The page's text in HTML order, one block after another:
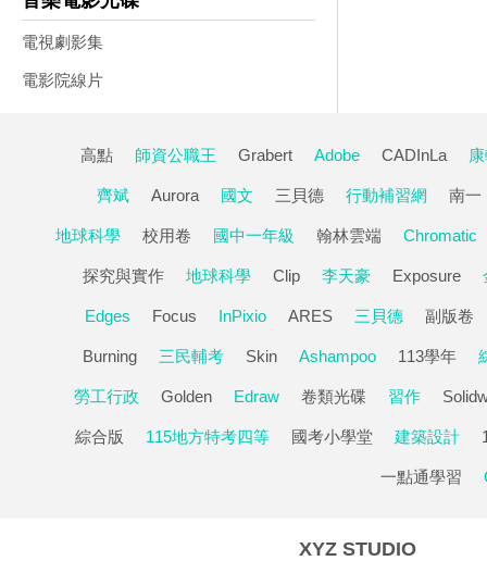
電視劇影集
電影院線片
高點 師資公職王 Grabert Adobe CADInLa
齊斌 Aurora 國文 三貝德 行動補習網 南一
地球科學 校用卷 國中一年級 翰林雲端 Chromatic
探究與實作 地球科學 Clip 李天豪 Exposure
Edges Focus InPixio ARES 三貝德 副版卷
Burning 三民輔考 Skin Ashampoo 113學年
勞工行政 Golden Edraw 卷類光碟 習作
綜合版 115地方特考四等 國考小學堂 建築設計
一點通學習
XYZ STUDIO